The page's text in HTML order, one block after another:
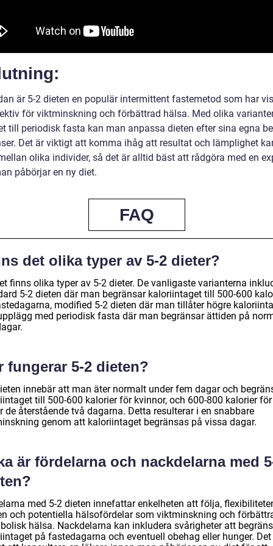
är 5-2 dieten en populär intermittent fastemetod som har
för viktminskning och förbättrad hälsa. Med olika
till periodisk fasta kan man anpassa dieten efter sina egna
Det är viktigt att komma ihåg att resultat och lämplighet
olika individer, så det är alltid bäst att rådgöra med en
påbörjar en ny diet.
FAQ
det olika typer av 5-2 dieter?
finns olika typer av 5-2 dieter. De vanligaste varianterna
5-2 dieten där man begränsar kaloriintaget till 500-600
modified 5-2 dieten där man tillåter högre
med periodisk fasta där man begränsar ättiden på
fungerar 5-2 dieten?
innebär att man äter normalt under fem dagar och
till 500-600 kalorier för kvinnor, och 600-800 kalorier
de återstående två dagarna. Detta resulterar i en snabbare
genom att kaloriintaget begränsas på vissa dagar.
är fördelarna och nackdelarna med
med 5-2 dieten innefattar enkelheten att följa,
och potentiella hälsofördelar som viktminskning och
hälsa. Nackdelarna kan inkludera svårigheter att
på fastedagarna och eventuell obehag eller hunger. Det